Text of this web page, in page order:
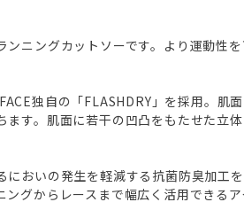
ニングカットソーです。より運動性
独自の「FLASHDRY」を採用。肌
す。肌面に若干の凹凸をもたせた立体
おいの発生を軽減する抗菌防臭加工
グからレースまで幅広く活用できるア